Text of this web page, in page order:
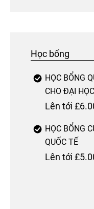
Học bổng
HỌC BỔNG
CHO ĐẠI HỌC
Lên tới
HỌC BỔNG
QUỐC TẾ
Lên tới